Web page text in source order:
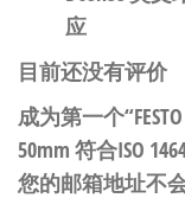
应
目前还没有评价
成为第一个
50mm 符合ISO
您的邮箱地址不